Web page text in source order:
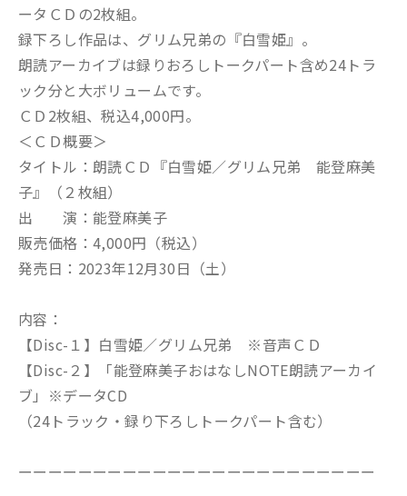
ータＣＤの2枚組。
録下ろし作品は、グリム兄弟の『白雪姫』。
朗読アーカイブは録りおろしトークパート含め24トラ
ック分と大ボリュームです。
ＣＤ2枚組、税込4,000円。
＜ＣＤ概要＞
タイトル：朗読ＣＤ『白雪姫／グリム兄弟 能登麻美
子』（２枚組）
出 演：能登麻美子
販売価格：4,000円（税込）
発売日：2023年12月30日（土）
内容：
【Disc-１】白雪姫／グリム兄弟 ※音声ＣＤ
【Disc-２】「能登麻美子おはなしNOTE朗読アーカイ
ブ」※データCD
（24トラック・録り下ろしトークパート含む）
ーーーーーーーーーーーーーーーーーーーーーーーー